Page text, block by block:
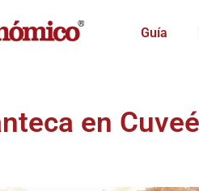
Guía
en Cuveé